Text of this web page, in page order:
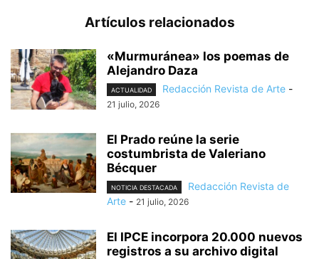
Artículos relacionados
«Murmuránea» los poemas de
Alejandro Daza
ACTUALIDAD Redacción Revista de Arte -
21 julio, 2026
El Prado reúne la serie
costumbrista de Valeriano
Bécquer
NOTICIA DESTACADA
Redacción Revista de
Arte - 21 julio, 2026
El IPCE incorpora 20.000 nuevos
registros a su archivo digital